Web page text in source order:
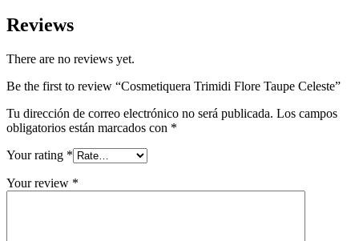
Reviews
There are no reviews yet.
Be the first to review “Cosmetiquera Trimidi Flore Taupe Celeste”
Tu dirección de correo electrónico no será publicada. Los campos
obligatorios están marcados con *
Your rating *
Your review *